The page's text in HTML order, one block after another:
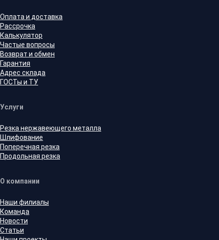
Оплата и доставка
Рассрочка
Калькулятор
Частые вопросы
Возврат и обмен
Гарантия
Адрес склада
ГОСТы и ТУ
Услуги
Резка нержавеющего металла
Шлифование
Поперечная резка
Продольная резка
О компании
Наши филиалы
Команда
Новости
Статьи